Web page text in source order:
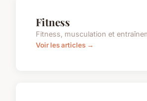
Fitness
Fitness, musculation et
Voir les articles →